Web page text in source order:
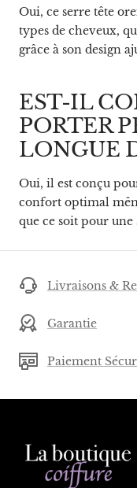
Oui, ce serre tête
types de cheveux,
grâce à son design
EST-IL
PORTER
LONGUE
Oui, il est conçu
confort optimal
que ce soit pour une
Livraisons &
Garantie
Paiement